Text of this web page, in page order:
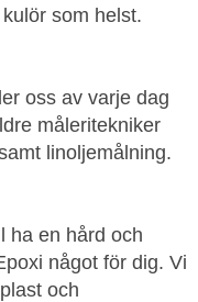
som helst.
oss av varje dag
måleritekniker
linoljemålning.
ha en hård och
något för dig. Vi
och